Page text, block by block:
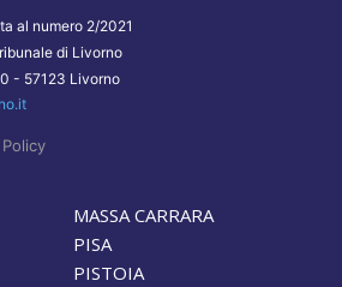
al numero 2/2021
di Livorno
- 57123 Livorno
MASSA CARRARA
PISA
PISTOIA